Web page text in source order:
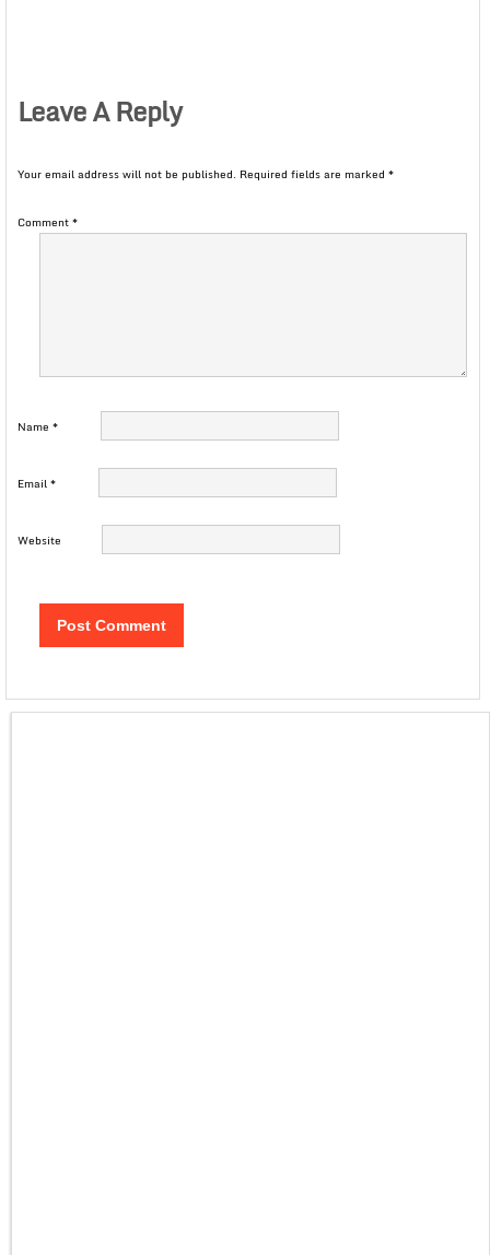
Leave A Reply
Your email address will not be published. Required fields are marked *
Comment*
Name *
Email*
Website